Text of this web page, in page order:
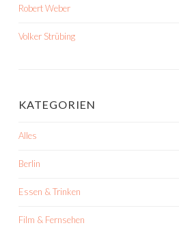
Robert Weber
Volker Strübing
KATEGORIEN
Alles
Berlin
Essen & Trinken
Film & Fernsehen